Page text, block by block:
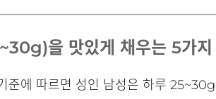
을 맛있게 채우는 5가지
준에 따르면 성인 남성은 하루